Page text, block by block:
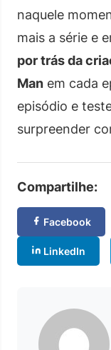
naquele
mais a série e
por trás da
Man em cada
episódio e
surpreender
Compartilhe:
Facebook
LinkedIn